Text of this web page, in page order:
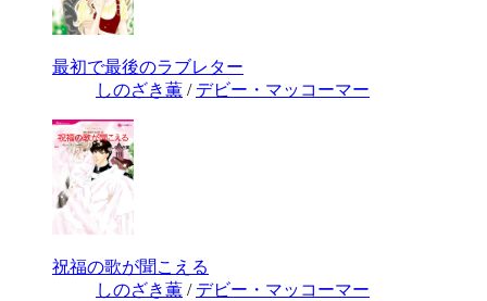
最初で最後のラブレター
しのざき薫 / デビー・マッコーマー
祝福の歌が聞こえる
しのざき薫 / デビー・マッコーマー